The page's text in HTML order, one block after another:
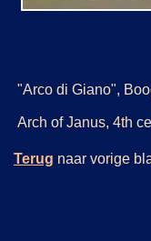
"Arco di Giano",
Arch of Janus, 4th
Terug naar vorige